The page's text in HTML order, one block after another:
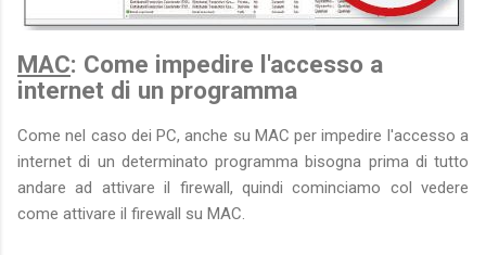
MAC: Come impedire l'accesso a
internet di un programma
Come nel caso dei PC, anche su MAC per impedire l'accesso a
internet di un determinato programma bisogna prima di tutto
andare ad attivare il firewall, quindi cominciamo col vedere
come attivare il firewall su MAC.